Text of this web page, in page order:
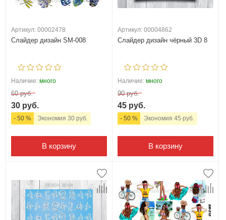
Артикул: 00002478
Слайдер дизайн SM-008
Наличие: много
60 руб.
30 руб.
- 50 % Экономия 30 руб.
В корзину
Артикул: 00004862
Слайдер дизайн чёрный 3D 8
Наличие: много
90 руб.
45 руб.
- 50 % Экономия 45 руб.
В корзину